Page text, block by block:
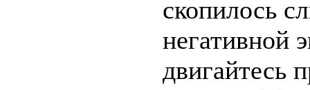
скопилось
негативной
двигайтесь